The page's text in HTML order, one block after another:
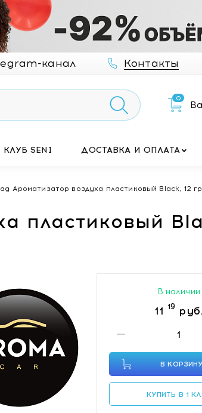
канал Контакты
0
КЛУБ SENI ДОСТАВКА И ОПЛАТА
Ароматизатор воздуха пластиковый Black, 12 гр
пластиковый
В наличии
11 19 руб.
В КОРЗИНУ
КУПИТЬ В 1